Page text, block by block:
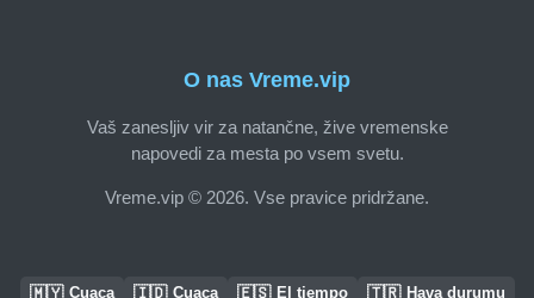
O nas Vreme.vip
Vaš zanesljiv vir za natančne, žive vremenske
napovedi za mesta po vsem svetu.
Vreme.vip © 2026. Vse pravice pridržane.
🇲🇾 Cuaca 🇮🇩 Cuaca 🇪🇸 El tiempo 🇹🇷 Hava durumu